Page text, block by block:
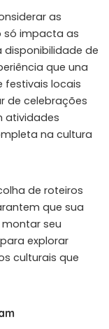
as
só impacta as
de
que una
festivais locais
de celebrações
atividades
na cultura
de roteiros
que sua
montar seu
explorar
culturais que